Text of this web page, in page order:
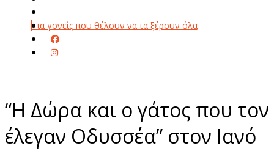
Για γονείς που θέλουν να τα ξέρουν όλα
“Η Δώρα και ο γάτος που τον
έλεγαν Οδυσσέα” στον Ιανό